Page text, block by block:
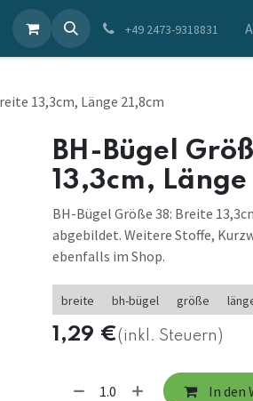
+49 2473-9318831
13,3cm, Länge 21,8cm
BH-Bügel
13,3cm,
BH-Bügel Größe 38: Breite
abgebildet. Weitere Stoffe,
ebenfalls im Shop.
breite bh-bügel größe
1,29 €(inkl. Steuern)
In den